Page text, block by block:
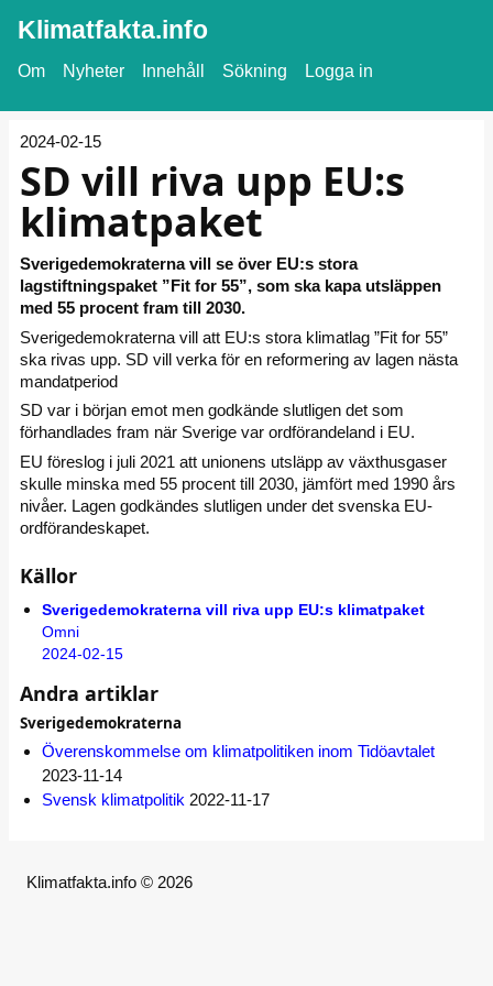
Klimatfakta.info
Om Nyheter Innehåll Sökning Logga in
2024-02-15
SD vill riva upp EU:s
klimatpaket
Sverigedemokraterna vill se över EU:s stora
lagstiftningspaket ”Fit for 55”, som ska kapa utsläppen
med 55 procent fram till 2030.
Sverigedemokraterna vill att EU:s stora klimatlag ”Fit for 55”
ska rivas upp. SD vill verka för en reformering av lagen nästa
mandatperiod
SD var i början emot men godkände slutligen det som
förhandlades fram när Sverige var ordförandeland i EU.
EU föreslog i juli 2021 att unionens utsläpp av växthusgaser
skulle minska med 55 procent till 2030, jämfört med 1990 års
nivåer. Lagen godkändes slutligen under det svenska EU-
ordförandeskapet.
Källor
Sverigedemokraterna vill riva upp EU:s klimatpaket
Omni
2024-02-15
Andra artiklar
Sverigedemokraterna
Överenskommelse om klimatpolitiken inom Tidöavtalet
2023-11-14
Svensk klimatpolitik 2022-11-17
Klimatfakta.info © 2026